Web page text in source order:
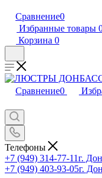
Сравнение0
Избранные товары
Корзина 0
Сравнение0
Телефоны
+7 (949) 314-77-11г.
+7 (949) 403-93-05г.